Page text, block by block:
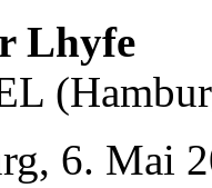
Lhyfe
6. Mai